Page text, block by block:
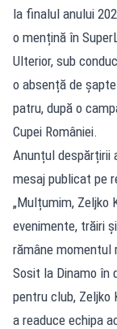
la finalul anului
o mențină în
Ulterior, sub
o absență de
patru, după o
Cupei României.
Anunțul despărțirii
mesaj publicat pe
„Mulțumim, Zeljko
evenimente, trăiri
rămâne momentul
Sosit la Dinamo în
pentru club, Zeljko
a readuce echipa